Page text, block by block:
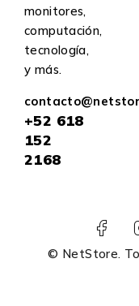
monitores,
computación,
tecnología,
y más.
+52 618
152
2168
© NetStore.